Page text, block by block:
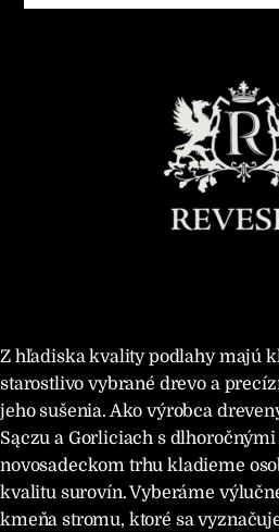
Z hľadiska kvality podlahy majú
starostlivo vybrané drevo a
jeho sušenia. Ako výrobca
Sączu a Gorliciach s
novosadeckom trhu kladieme
kvalitu surovín. Vyberáme
kmeňa stromu, ktoré sa